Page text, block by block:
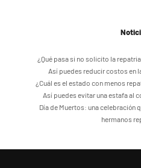
¿Qué pasa si no solicito la
Así puedes reducir costos en
¿Cuál es el estado con menos
Así puedes evitar una estafa al
Día de Muertos: una celebración
hermanos